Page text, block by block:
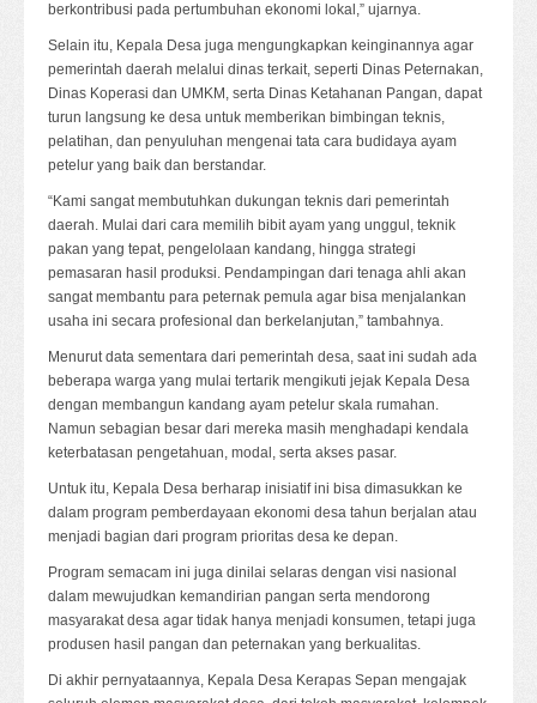
berkontribusi pada pertumbuhan ekonomi lokal,” ujarnya.
Selain itu, Kepala Desa juga mengungkapkan keinginannya agar
pemerintah daerah melalui dinas terkait, seperti Dinas Peternakan,
Dinas Koperasi dan UMKM, serta Dinas Ketahanan Pangan, dapat
turun langsung ke desa untuk memberikan bimbingan teknis,
pelatihan, dan penyuluhan mengenai tata cara budidaya ayam
petelur yang baik dan berstandar.
“Kami sangat membutuhkan dukungan teknis dari pemerintah
daerah. Mulai dari cara memilih bibit ayam yang unggul, teknik
pakan yang tepat, pengelolaan kandang, hingga strategi
pemasaran hasil produksi. Pendampingan dari tenaga ahli akan
sangat membantu para peternak pemula agar bisa menjalankan
usaha ini secara profesional dan berkelanjutan,” tambahnya.
Menurut data sementara dari pemerintah desa, saat ini sudah ada
beberapa warga yang mulai tertarik mengikuti jejak Kepala Desa
dengan membangun kandang ayam petelur skala rumahan.
Namun sebagian besar dari mereka masih menghadapi kendala
keterbatasan pengetahuan, modal, serta akses pasar.
Untuk itu, Kepala Desa berharap inisiatif ini bisa dimasukkan ke
dalam program pemberdayaan ekonomi desa tahun berjalan atau
menjadi bagian dari program prioritas desa ke depan.
Program semacam ini juga dinilai selaras dengan visi nasional
dalam mewujudkan kemandirian pangan serta mendorong
masyarakat desa agar tidak hanya menjadi konsumen, tetapi juga
produsen hasil pangan dan peternakan yang berkualitas.
Di akhir pernyataannya, Kepala Desa Kerapas Sepan mengajak